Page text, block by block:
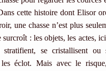
cette histoire dont Elisor
une chasse n’est plus
surcroît : les objets, les actes,
stratifient, se cristallisent
éclot. Mais avec le